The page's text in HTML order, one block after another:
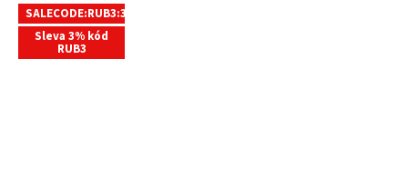
SALECODE:RUB3:3:%
Sleva 3% kód
RUB3